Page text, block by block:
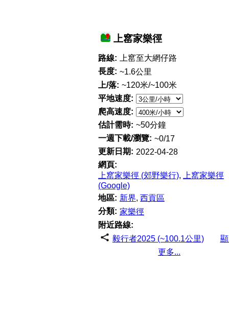
上窰家樂徑
路線:
上窰至大網仔路
長度: ~1.6公里
上/落: ~120米/~100米
平地速度:
爬高速度:
估計需時: ~50分鐘
一週下載/瀏覽: ~0/17
更新日期: 2022-04-28
網頁:
上窰家樂徑 (郊野樂行),
上窰家樂徑
(Google)
地區: 新界, 西貢區
分類: 家樂徑
附近路線:
毅行者2025 (~100.1公里)
更多...